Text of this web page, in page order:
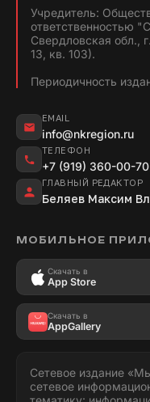
Учредитель:
Свердловская обл.,
13, кв. 103).
Периодичность
EMAIL
info@nkregion.ru
ТЕЛЕФОН
+7 (919) 360-00-70
ГЛАВНЫЙ РЕДАКТОР
Беляев Максим
МОБИЛЬНОЕ
Скачать в
App Store
Скачать в
AppGallery
Сетевое издание
сетевое